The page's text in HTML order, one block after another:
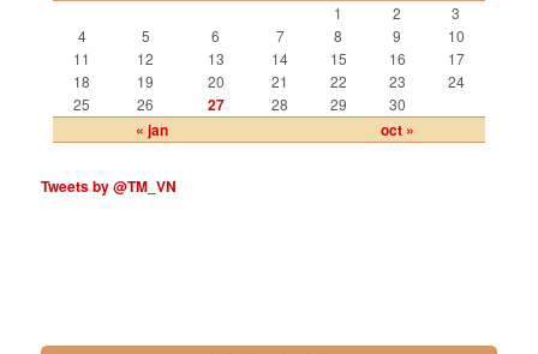
« jan oct »
1 2
3
4
5 6 7 8 9
10
11
12 13 14 15 16
17
18
19 20 21 22 23
24
25
26 27 28 29 30
Tweets by @TM_VN